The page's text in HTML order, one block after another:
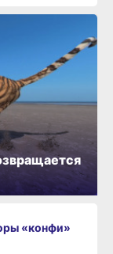
«конфи»